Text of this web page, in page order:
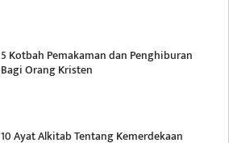
5 Kotbah Pemakaman dan Penghiburan
Bagi Orang Kristen
10 Ayat Alkitab Tentang Kemerdekaan